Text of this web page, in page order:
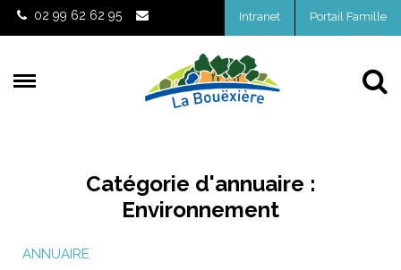
Gestion des traceurs
02 99 62 62 95 Intranet Portail Famille
Catégorie d'annuaire :
Environnement
ANNUAIRE